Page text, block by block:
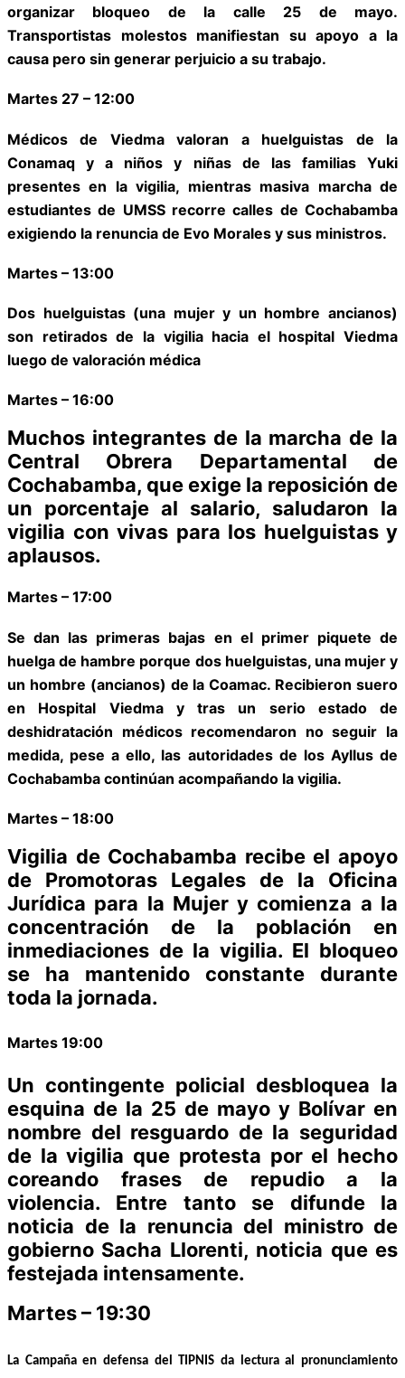
organizar bloqueo de la calle 25 de mayo.
Transportistas molestos manifiestan su apoyo a la
causa pero sin generar perjuicio a su trabajo.
Martes 27 – 12:00
Médicos de Viedma valoran a huelguistas de la
Conamaq y a niños y niñas de las familias Yuki
presentes en la vigilia, mientras masiva marcha de
estudiantes de UMSS recorre calles de Cochabamba
exigiendo la renuncia de Evo Morales y sus ministros.
Martes – 13:00
Dos huelguistas (una mujer y un hombre ancianos)
son retirados de la vigilia hacia el hospital Viedma
luego de valoración médica
Martes – 16:00
Muchos integrantes de la marcha de la
Central Obrera Departamental de
Cochabamba, que exige la reposición de
un porcentaje al salario, saludaron la
vigilia con vivas para los huelguistas y
aplausos.
Martes – 17:00
Se dan las primeras bajas en el primer piquete de
huelga de hambre porque dos huelguistas, una mujer y
un hombre (ancianos) de la Coamac. Recibieron suero
en Hospital Viedma y tras un serio estado de
deshidratación médicos recomendaron no seguir la
medida, pese a ello, las autoridades de los Ayllus de
Cochabamba continúan acompañando la vigilia.
Martes – 18:00
Vigilia de Cochabamba recibe el apoyo
de Promotoras Legales de la Oficina
Jurídica para la Mujer y comienza a la
concentración de la población en
inmediaciones de la vigilia. El bloqueo
se ha mantenido constante durante
toda la jornada.
Martes 19:00
Un contingente policial desbloquea la
esquina de la 25 de mayo y Bolívar en
nombre del resguardo de la seguridad
de la vigilia que protesta por el hecho
coreando frases de repudio a la
violencia. Entre tanto se difunde la
noticia de la renuncia del ministro de
gobierno Sacha Llorenti, noticia que es
festejada intensamente.
Martes – 19:30
La Campaña en defensa del TIPNIS da lectura al pronunciamiento